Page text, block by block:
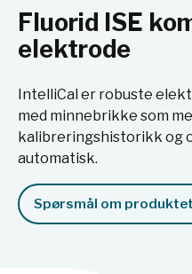
Fluorid ISE
elektrode
IntelliCal er robuste
med minnebrikke som
kalibreringshistorikk og
automatisk.
Spørsmål om